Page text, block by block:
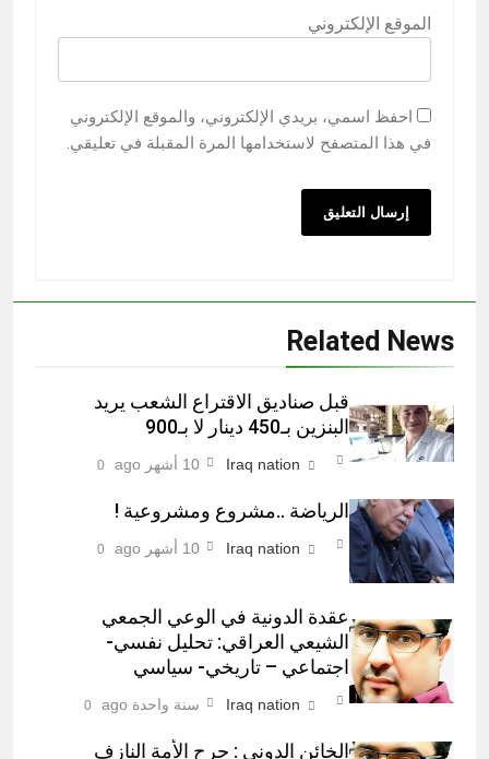
الموقع الإلكتروني
احفظ اسمي، بريدي الإلكتروني، والموقع الإلكتروني
في هذا المتصفح لاستخدامها المرة المقبلة في تعليقي.
Related News
قبل صناديق الاقتراع الشعب يريد
البنزين بـ450 دينار لا بـ900
Iraq nation 10 أشهر ago 0
الرياضة ..مشروع ومشروعية !
Iraq nation 10 أشهر ago 0
عقدة الدونية في الوعي الجمعي
الشيعي العراقي: تحليل نفسي-
اجتماعي – تاريخي- سياسي
Iraq nation سنة واحدة ago 0
الخائن الدوني : جرح الأمة النازف